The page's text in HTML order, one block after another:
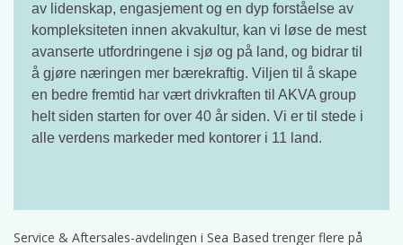
av lidenskap, engasjement og en dyp forståelse av
kompleksiteten innen akvakultur, kan vi løse de mest
avanserte utfordringene i sjø og på land, og bidrar til
å gjøre næringen mer bærekraftig. Viljen til å skape
en bedre fremtid har vært drivkraften til AKVA group
helt siden starten for over 40 år siden. Vi er til stede i
alle verdens markeder med kontorer i 11 land.
Service & Aftersales-avdelingen i Sea Based trenger flere på